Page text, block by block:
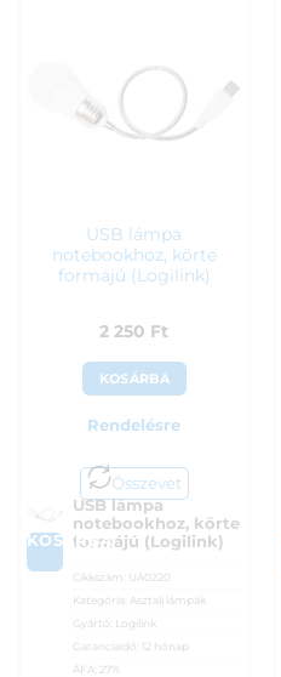
USB lámpa
notebookhoz, körte
formájú (Logilink)
2 250 Ft
KOSÁRBA
Rendelésre
Összevet
KOSÁRBA
USB lámpa
notebookhoz, körte
formájú (Logilink)
Cikkszám: UA0220
Kategória: Asztali lámpák
Gyártó: Logilink
Garanciaidő: 12 hónap
ÁFA:
27%